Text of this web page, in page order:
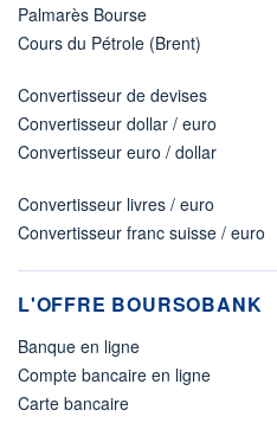
Palmarès Bourse
Cours du Pétrole (Brent)
Convertisseur de devises
Convertisseur dollar / euro
Convertisseur euro / dollar
Convertisseur livres / euro
Convertisseur franc suisse / euro
L'OFFRE BOURSOBANK
Banque en ligne
Compte bancaire en ligne
Carte bancaire